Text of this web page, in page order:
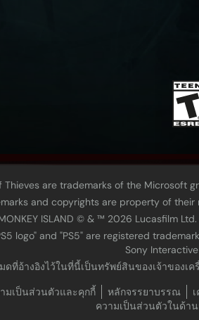
are trademarks of the Microsoft
and copyrights are property of their
ISLAND © & ™ 20‍26 Lucasfilm
logo" and "PS5" are registered
Sony
ที่อ้างอิงไว้ในที่นี้เป็นทรัพย์สินของเจ้าของเ
มเป็นส่วนตัวและคุกกี้ หลักจรรยาบรรณ
ความเป็นส่วนตัวในด้า